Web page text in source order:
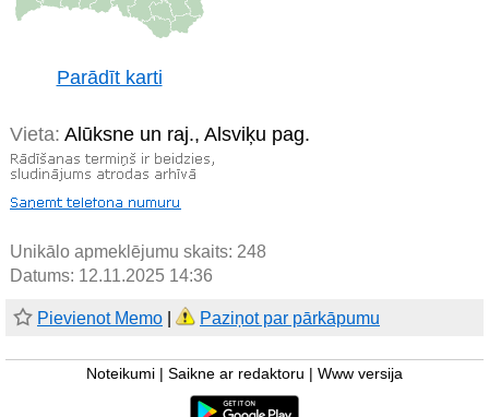
Parādīt karti
Vieta: Alūksne un raj., Alsviķu pag.
Unikālo apmeklējumu skaits: 248
Datums: 12.11.2025 14:36
Pievienot Memo Paziņot par pārkāpumu
Noteikumi Saikne ar redaktoru Www versija